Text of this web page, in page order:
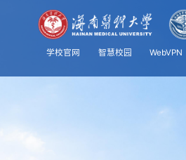
学校官网 智慧校园 WebVPN